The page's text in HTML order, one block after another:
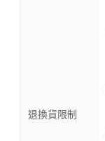
退換貨限制